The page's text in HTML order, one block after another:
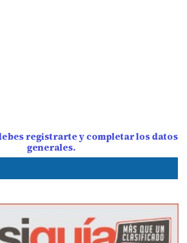
registrarte y completar los datos
generales.